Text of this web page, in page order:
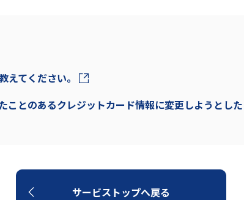
えてください。
ことのあるクレジットカード情報に変更しようとし
サービストップへ戻る